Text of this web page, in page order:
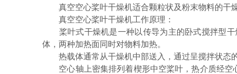
真空空心桨叶干燥机适合颗粒状及粉末物料的干燥
真空空心桨叶干燥机工作原理：
桨叶式干燥机是一种以传导为主的卧式搅拌型干
体，两种加热面同时对物料加热。
热载体通常从干燥机中部送入，通过呈搅拌状态的
空心轴上密集排列着楔形中空桨叶，热介质经空